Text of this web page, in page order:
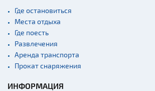
Где остановиться
Места отдыха
Где поесть
Развлечения
Аренда транспорта
Прокат снаряжения
ИНФОРМАЦИЯ